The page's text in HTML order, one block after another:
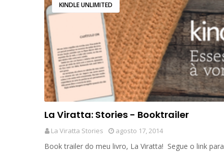
KINDLE UNLIMITED
La Viratta: Stories - Booktrailer
La Viratta Stories agosto 17, 2014
Book trailer do meu livro, La Viratta! Segue o link para